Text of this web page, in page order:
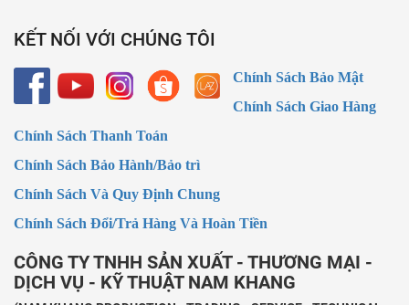
KẾT NỐI VỚI CHÚNG TÔI
Chính Sách Bảo Mật
Chính Sách Giao Hàng
Chính Sách Thanh Toán
Chính Sách Bảo Hành/Bảo trì
Chính Sách Và Quy Định Chung
Chính Sách Đổi/Trả Hàng Và Hoàn Tiền
CÔNG TY TNHH SẢN XUẤT - THƯƠNG MẠI -
DỊCH VỤ - KỸ THUẬT NAM KHANG